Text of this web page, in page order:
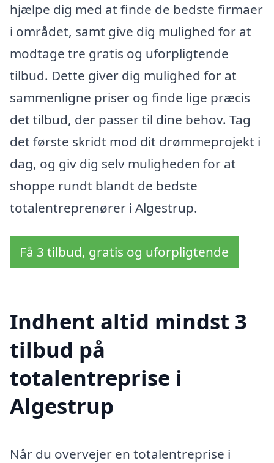
hjælpe dig med at finde de bedste firmaer
i området, samt give dig mulighed for at
modtage tre gratis og uforpligtende
tilbud. Dette giver dig mulighed for at
sammenligne priser og finde lige præcis
det tilbud, der passer til dine behov. Tag
det første skridt mod dit drømmeprojekt i
dag, og giv dig selv muligheden for at
shoppe rundt blandt de bedste
totalentreprenører i Algestrup.
Få 3 tilbud, gratis og uforpligtende
Indhent altid mindst 3
tilbud på
totalentreprise i
Algestrup
Når du overvejer en totalentreprise i